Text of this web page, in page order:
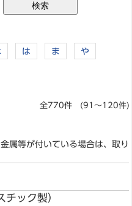
は ま や
全770件 (91～120件)
属等が付いている場合は、取り
ック製）